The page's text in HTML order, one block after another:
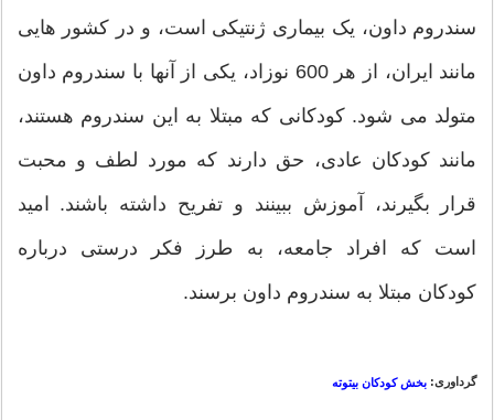
سندروم داون، یک بیماری ژنتیکی است، و در کشور هایی
مانند ایران، از هر 600 نوزاد، یکی از آنها با سندروم داون
متولد می شود. کودکانی که مبتلا به این سندروم هستند،
مانند کودکان عادی، حق دارند که مورد لطف و محبت
قرار بگیرند، آموزش ببینند و تفریح داشته باشند. امید
است که افراد جامعه، به طرز فکر درستی درباره
کودکان مبتلا به سندروم داون برسند.
گرداوری: بخش کودکان بیتوته